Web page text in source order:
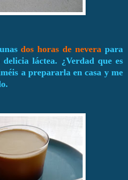
dos horas de nevera para
láctea. ¿Verdad que es
a prepararla en casa y me